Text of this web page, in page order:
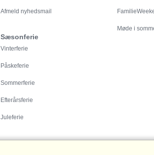
Afmeld nyhedsmail
Sæsonferie
Vinterferie
Påskeferie
Sommerferie
Efterårsferie
Juleferie
Møde i